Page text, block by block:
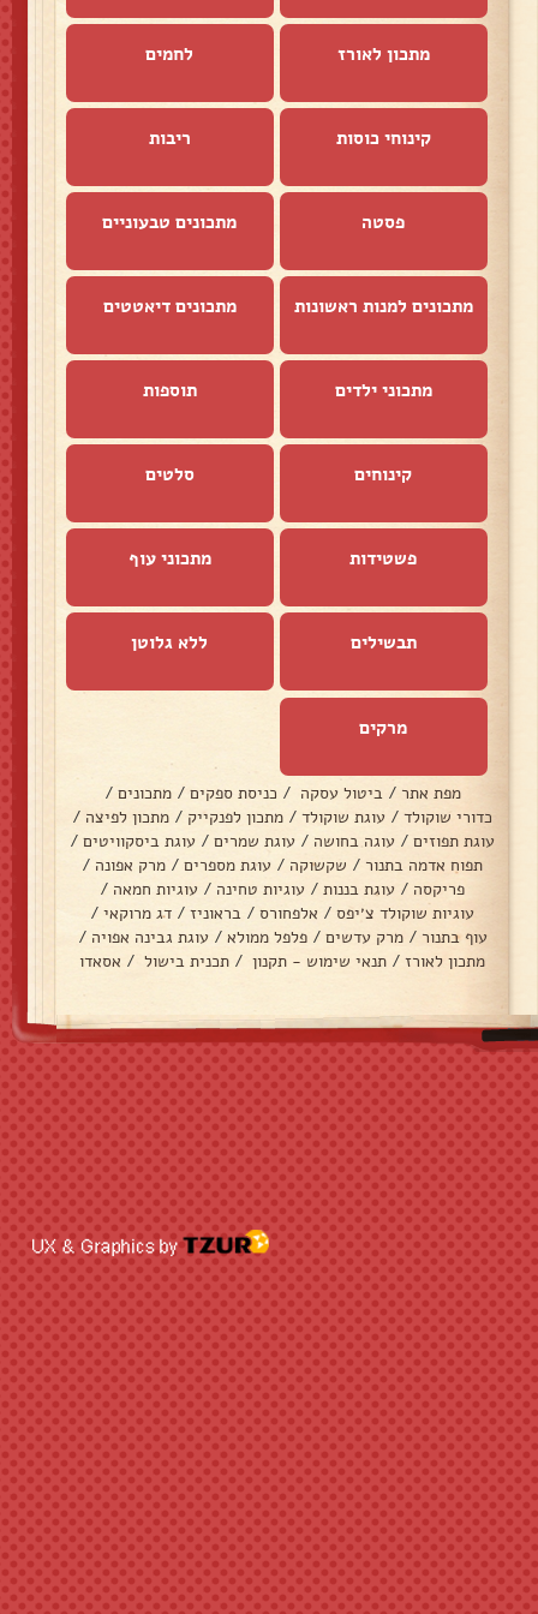
מתכון לאורז לחמים
קינוחי כוסות ריבות
פסטה מתכונים טבעוניים
מתכונים למנות ראשונות מתכונים דיאטטים
מתכוני ילדים תוספות
קינוחים סלטים
פשטידות מתכוני עוף
תבשילים ללא גלוטן
מרקים
מפת אתר / ביטול עסקה / כניסת ספקים / מתכונים /
כדורי שוקולד / עוגת שוקולד / מתכון לפנקייק / מתכון לפיצה /
עוגת תפוזים / עוגה בחושה / עוגת שמרים / עוגת ביסקוויטים /
תפוח אדמה בתנור / שקשוקה / עוגת מספרים / מרק אפונה /
פריקסה / עוגת בננות / עוגיות טחינה / עוגיות חמאה /
עוגיות שוקולד צ׳יפס / אלפחורס / בראוניז / דג מרוקאי /
עוף בתנור / מרק עדשים / פלפל ממולא / עוגת גבינה אפויה /
מתכון לאורז / תנאי שימוש - תקנון / תכנית בישול / אסאדו